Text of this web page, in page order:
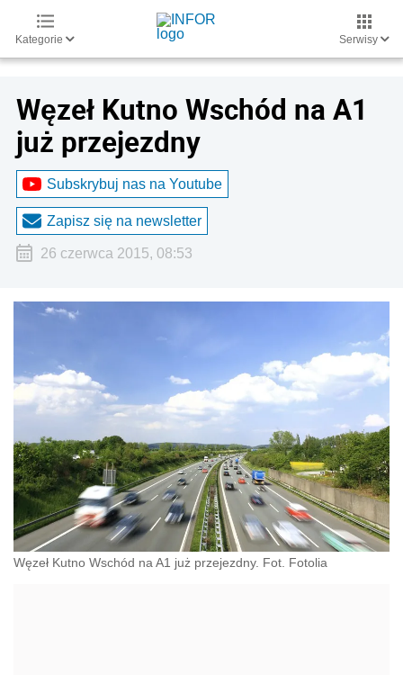
Kategorie Serwisy
Węzeł Kutno Wschód na A1
już przejezdny
Subskrybuj nas na Youtube
Zapisz się na newsletter
26 czerwca 2015, 08:53
Węzeł Kutno Wschód na A1 już przejezdny. Fot. Fotolia